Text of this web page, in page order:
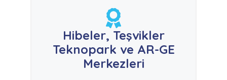
Hibeler, Teşvikler
Teknopark ve AR-GE
Merkezleri